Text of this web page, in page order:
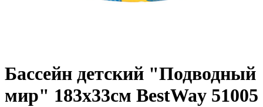
Бассейн детский "Подводный
мир" 183х33см BestWay 51005